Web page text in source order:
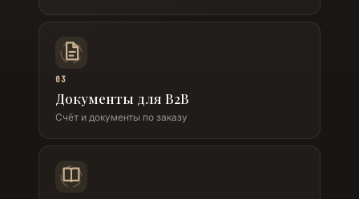
03
Документы для B2B
Счёт и документы по заказу